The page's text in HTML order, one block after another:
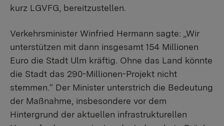
kurz LGVFG, bereitzustellen.
Verkehrsminister Winfried Hermann sagte: „Wir
unterstützen mit dann insgesamt 154 Millionen
Euro die Stadt Ulm kräftig. Ohne das Land könnte
die Stadt das 290-Millionen-Projekt nicht
stemmen.“ Der Minister unterstrich die Bedeutung
der Maßnahme, insbesondere vor dem
Hintergrund der aktuellen infrastrukturellen